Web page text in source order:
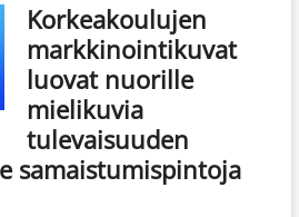
Korkeakoulujen
markkinointikuvat
luovat nuorille
mielikuvia
tulevaisuuden
samaistumispintoja